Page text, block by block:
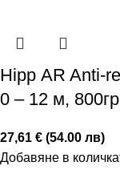
Hipp АR Anti-
0 – 12 м,
27,61 € (54.00 лв)
Добавяне в